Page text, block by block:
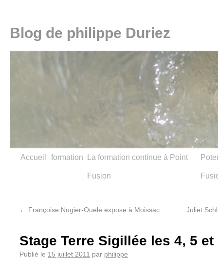
Blog de philippe Duriez
Accueil formation La formation continue à Point
Fusion
← Françoise Nugier-Ouele expose à Moissac Juliet
Stage Terre Sigillée les 4, 5
Publié le 15 juillet 2011 par philippe